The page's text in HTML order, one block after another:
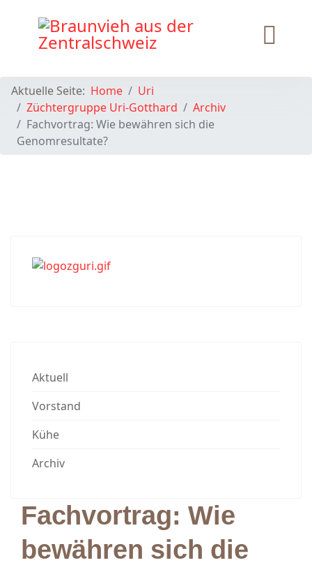
Aktuelle Seite: Home
Uri
Züchtergruppe Uri-Gotthard
Archiv
Fachvortrag: Wie bewähren sich die
Genomresultate?
Aktuell
Vorstand
Kühe
Archiv
Fachvortrag: Wie
bewähren sich die